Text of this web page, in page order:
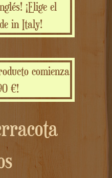
¡Elige el
in Italy!
comienza
€!